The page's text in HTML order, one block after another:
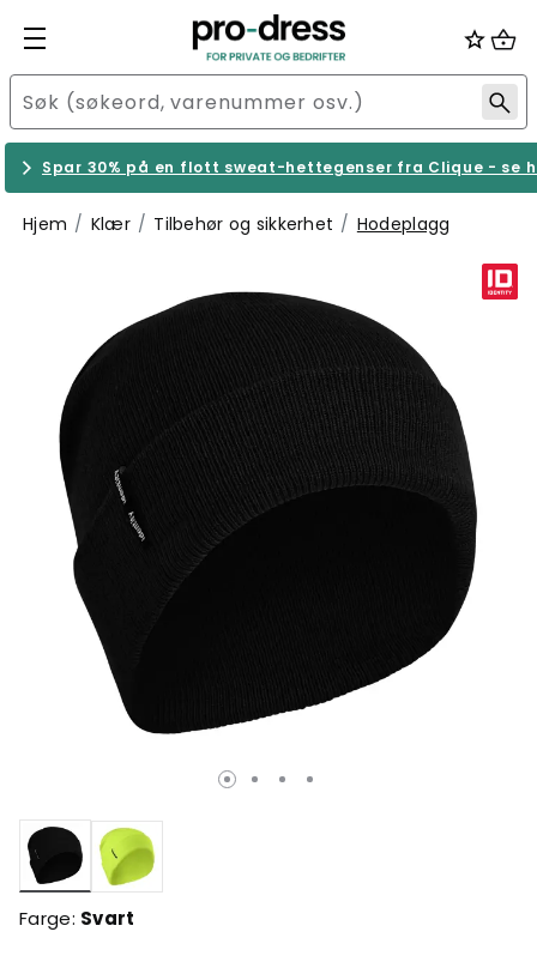
Spar 30% på en flott sweat-hettegenser fra Clique - se
Hjem Klær Tilbehør og sikkerhet Hodeplagg
valgte
Farge: Svart